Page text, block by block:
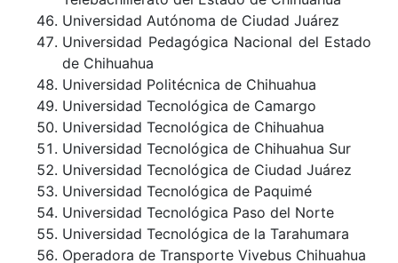
Universidad Autónoma de Ciudad Juárez
Universidad Pedagógica Nacional del Estado
de Chihuahua
Universidad Politécnica de Chihuahua
Universidad Tecnológica de Camargo
Universidad Tecnológica de Chihuahua
Universidad Tecnológica de Chihuahua Sur
Universidad Tecnológica de Ciudad Juárez
Universidad Tecnológica de Paquimé
Universidad Tecnológica Paso del Norte
Universidad Tecnológica de la Tarahumara
Operadora de Transporte Vivebus Chihuahua